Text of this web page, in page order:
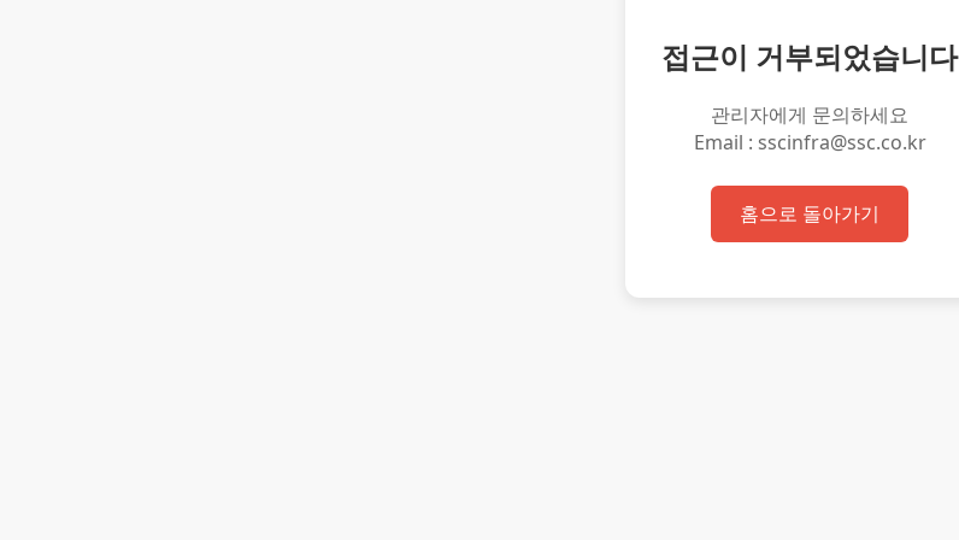
접근이 거부되었습니다
관리자에게 문의하세요
Email : sscinfra@ssc.co.kr
홈으로 돌아가기